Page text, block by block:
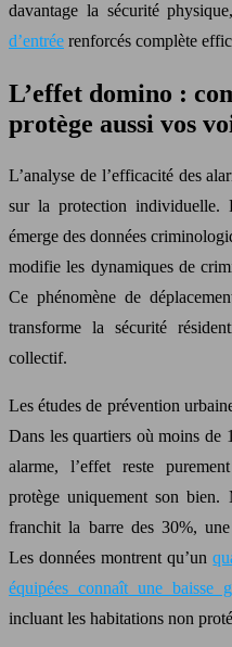
davantage la sécurité
d’entrée renforcés complète
L’effet domino :
protège aussi vos
L’analyse de l’efficacité des
sur la protection individuelle.
émerge des données
modifie les dynamiques de
Ce phénomène de
transforme la sécurité
collectif.
Les études de prévention
Dans les quartiers où moins de
alarme, l’effet reste
protège uniquement son bien.
franchit la barre des 30%, une
Les données montrent qu’un
équipées connaît une baisse
incluant les habitations non